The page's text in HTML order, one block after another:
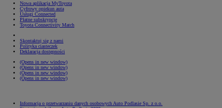
Nowa aplikacja MyToyota
Cyfrowy opiekun auta
Usługi Connected
Płatne subskrypcje
Toyota Connectivity Match
Skontaktuj się z nami
Polityka ciasteczek
Deklaracja dostępności
(Opens in new window)
(Opens in new window)
(Opens in new window)
(Opens in new window)
Informacja o przetwarzaniu danych osobowych Auto Podlasie Sp. z o.o.